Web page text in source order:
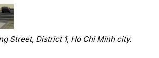
Street, District 1, Ho Chi Minh city.